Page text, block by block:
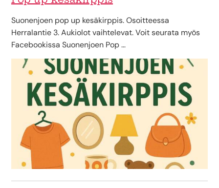
Suonenjoen pop up kesäkirppis. Osoitteessa
Herralantie 3. Aukiolot vaihtelevat. Voit seurata myös
Facebookissa Suonenjoen Pop …